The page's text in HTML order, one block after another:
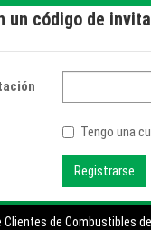
un código de
Tengo una
Registrarse
de Combustibles